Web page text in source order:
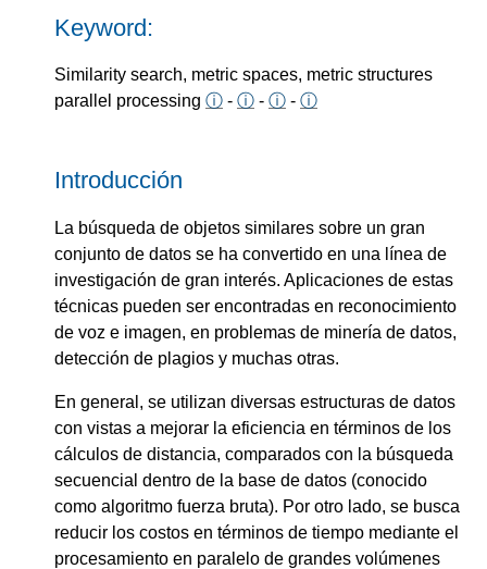
Keyword:
Similarity search, metric spaces, metric structures
parallel processing ⓘ - ⓘ - ⓘ - ⓘ
Introducción
La búsqueda de objetos similares sobre un gran
conjunto de datos se ha convertido en una línea de
investigación de gran interés. Aplicaciones de estas
técnicas pueden ser encontradas en reconocimiento
de voz e imagen, en problemas de minería de datos,
detección de plagios y muchas otras.
En general, se utilizan diversas estructuras de datos
con vistas a mejorar la eficiencia en términos de los
cálculos de distancia, comparados con la búsqueda
secuencial dentro de la base de datos (conocido
como algoritmo fuerza bruta). Por otro lado, se busca
reducir los costos en términos de tiempo mediante el
procesamiento en paralelo de grandes volúmenes